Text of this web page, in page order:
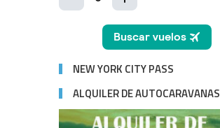
NEW YORK CITY PASS
ALQUILER DE AUTOCARAVANAS